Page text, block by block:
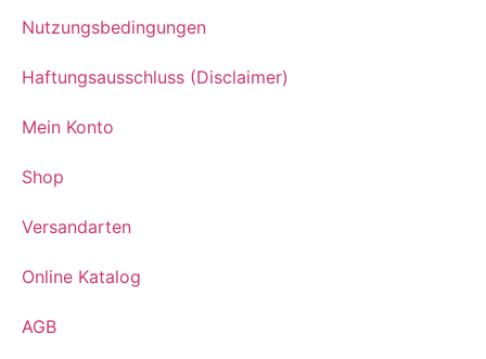
AGB
Mein Konto
Shop
Versandarten
Online Katalog
Nutzungsbedingungen
Haftungsausschluss (Disclaimer)